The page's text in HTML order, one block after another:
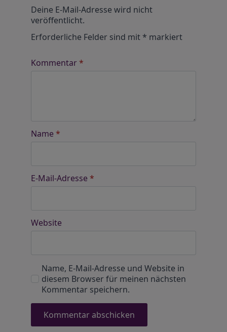
Deine E-Mail-Adresse wird nicht
veröffentlicht.
Erforderliche Felder sind mit* markiert
Kommentar*
Name *
E-Mail-Adresse *
Website
Name, E-Mail-Adresse und Website in
diesem Browser für meinen nächsten
Kommentar speichern.